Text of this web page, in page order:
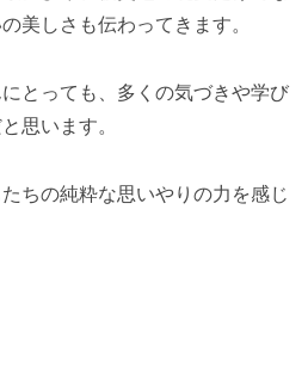
美しさも伝わってきます。
とっても、多くの気づきや学び
思います。
ちの純粋な思いやりの力を感じ